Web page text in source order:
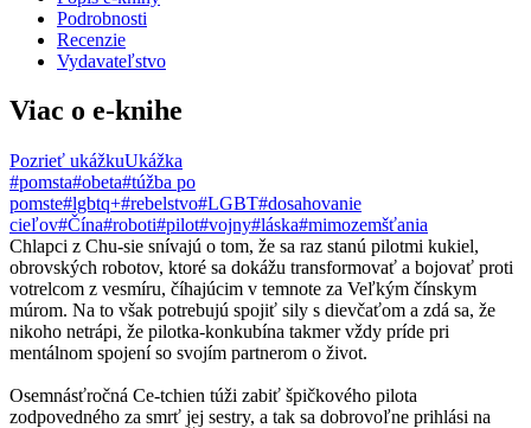
Podrobnosti
Recenzie
Vydavateľstvo
Viac o e-knihe
Pozrieť ukážkuUkážka
#pomsta#obeta#túžba po
pomste#lgbtq+#rebelstvo#LGBT#dosahovanie
cieľov#Čína#roboti#pilot#vojny#láska#mimozemšťania
Chlapci z Chu-sie snívajú o tom, že sa raz stanú pilotmi kukiel,
obrovských robotov, ktoré sa dokážu transformovať a bojovať proti
votrelcom z vesmíru, číhajúcim v temnote za Veľkým čínskym
múrom. Na to však potrebujú spojiť sily s dievčaťom a zdá sa, že
nikoho netrápi, že pilotka-konkubína takmer vždy príde pri
mentálnom spojení so svojím partnerom o život.
Osemnásťročná Ce-tchien túži zabiť špičkového pilota
zodpovedného za smrť jej sestry, a tak sa dobrovoľne prihlási na